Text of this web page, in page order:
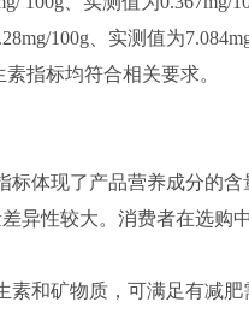
100g、实测值为
指标均符合相关要求。
体现了产品营养成分的含
异性较大。消费者在选购
和矿物质，可满足有减肥